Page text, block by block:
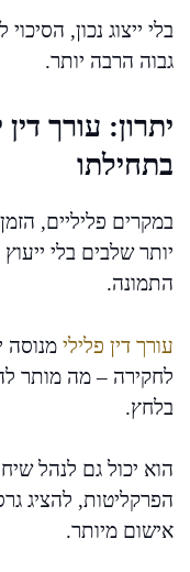
בלי ייצוג נכון,
גבוה הרבה יותר.
יתרון: עורך
בתחילתו
במקרים פליליים,
יותר שלבים בלי
התמונה.
עורך דין פלילי מנוסה
לחקירה – מה מותר
בלחץ.
הוא יכול גם לנהל
הפרקליטות, להציג
אישום מיותר.